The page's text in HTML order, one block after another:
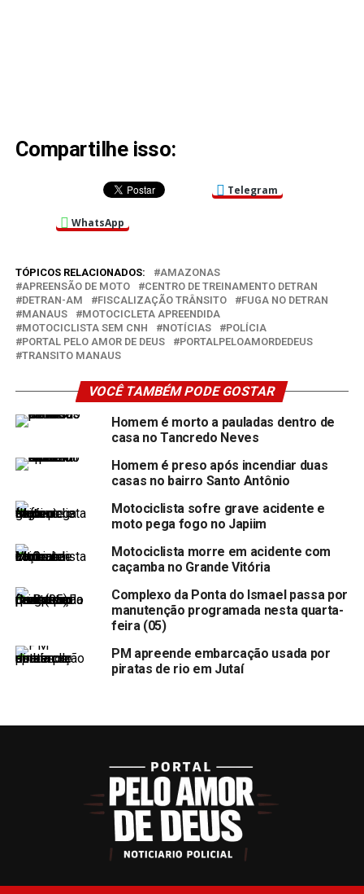
Compartilhe isso:
Telegram
WhatsApp
TÓPICOS RELACIONADOS:
AMAZONAS
APREENSÃO DE MOTO
CENTRO DE TREINAMENTO DETRAN
DETRAN-AM
FISCALIZAÇÃO TRÂNSITO
FUGA NO DETRAN
MANAUS
MOTOCICLETA APREENDIDA
MOTOCICLISTA SEM CNH
NOTÍCIAS
POLÍCIA
PORTAL PELO AMOR DE DEUS
PORTALPELOAMORDEDEUS
TRANSITO MANAUS
VOCÊ TAMBÉM PODE GOSTAR
Homem é morto a pauladas dentro de
casa no Tancredo Neves
Homem é preso após incendiar duas
casas no bairro Santo Antônio
Motociclista sofre grave acidente e
moto pega fogo no Japiim
Motociclista morre em acidente com
caçamba no Grande Vitória
Complexo da Ponta do Ismael passa por
manutenção programada nesta quarta-
feira (05)
PM apreende embarcação usada por
piratas de rio em Jutaí